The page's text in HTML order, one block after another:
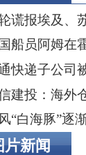
谎报埃及、
港，掩盖沙
船员阿姆在
枪击身亡 遗体
快递子公司
发引监管追
智化转型承
建投：海外
邮成为主流
整合者将最
“白海豚”逐
海多地停航停
片新闻